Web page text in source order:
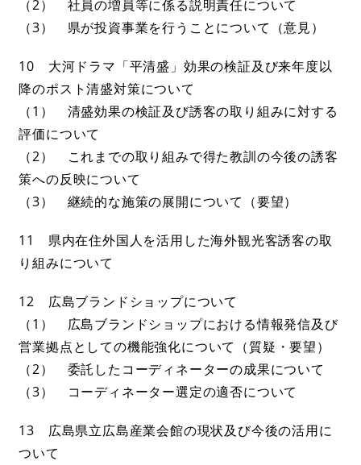
（2） 社員の増員等に係る説明責任について
（3） 県が投資事業を行うことについて（意見）
10 大河ドラマ「平清盛」効果の検証及び来年度以
降のポスト清盛対策について
（1） 清盛効果の検証及び誘客の取り組みに対する
評価について
（2） これまでの取り組みで得た教訓の今後の誘客
策への反映について
（3） 継続的な施策の展開について（要望）
11 県内在住外国人を活用した海外観光客誘客の取
り組みについて
12 広島ブランドショップについて
（1） 広島ブランドショップにおける情報発信及び
営業拠点としての機能強化について（質疑・要望）
（2） 委託したコーディネーターの成果について
（3） コーディネーター選定の適否について
13 広島県立広島産業会館の現状及び今後の活用に
ついて